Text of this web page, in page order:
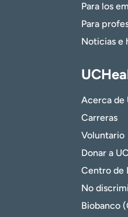
Para los
Para
Noticias e
Acerca de
Carreras
Voluntario
Donar a
Centro de
No
Biobanco